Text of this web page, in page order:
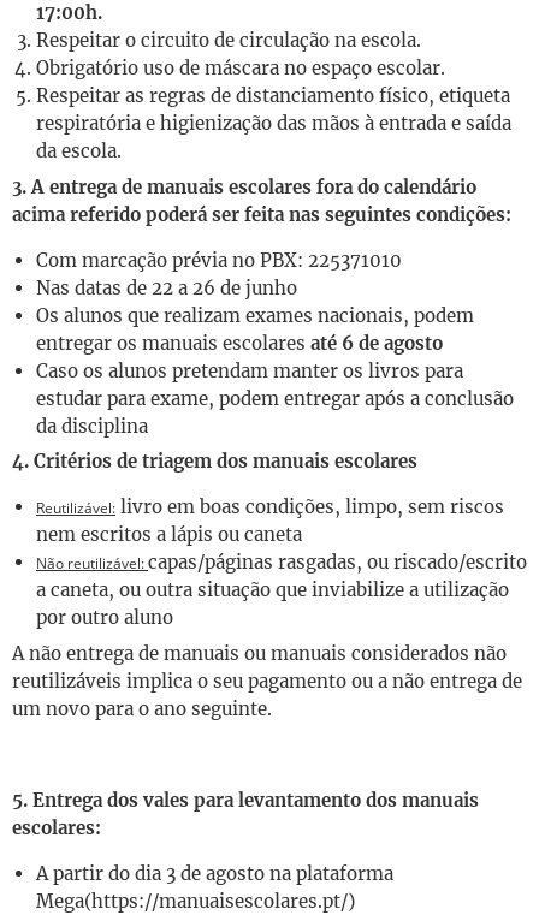
17:00h.
Respeitar o circuito de circulação na escola.
Obrigatório uso de máscara no espaço escolar.
Respeitar as regras de distanciamento físico, etiqueta
respiratória e higienização das mãos à entrada e saída
da escola.
3. A entrega de manuais escolares fora do calendário
acima referido poderá ser feita nas seguintes condições:
Com marcação prévia no PBX: 225371010
Nas datas de 22 a 26 de junho
Os alunos que realizam exames nacionais, podem
entregar os manuais escolares até 6 de agosto
Caso os alunos pretendam manter os livros para
estudar para exame, podem entregar após a conclusão
da disciplina
4. Critérios de triagem dos manuais escolares
Reutilizável: livro em boas condições, limpo, sem riscos
nem escritos a lápis ou caneta
Não reutilizável:capas/páginas rasgadas, ou riscado/escrito
a caneta, ou outra situação que inviabilize a utilização
por outro aluno
A não entrega de manuais ou manuais considerados não
reutilizáveis implica o seu pagamento ou a não entrega de
um novo para o ano seguinte.
5. Entrega dos vales para levantamento dos manuais
escolares:
A partir do dia 3 de agosto na plataforma
Mega(https://manuaisescolares.pt/)